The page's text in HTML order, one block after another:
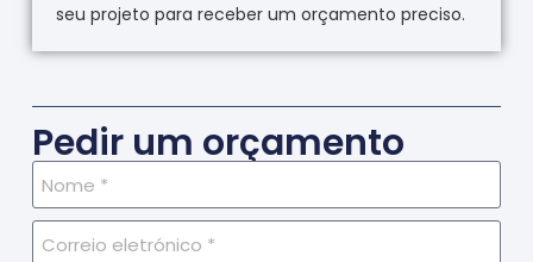
seu projeto para receber um orçamento preciso.
Pedir um orçamento